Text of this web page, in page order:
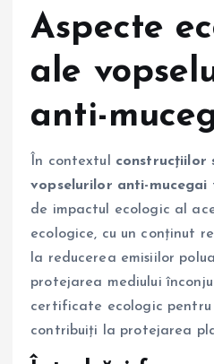
Aspecte
ale
anti-
În contextul construcțiilor
vopselurilor anti-mucegai
de impactul ecologic al
ecologice, cu un conținut
la reducerea emisiilor
protejarea mediului
certificate ecologic pentru
contribuiți la protejarea